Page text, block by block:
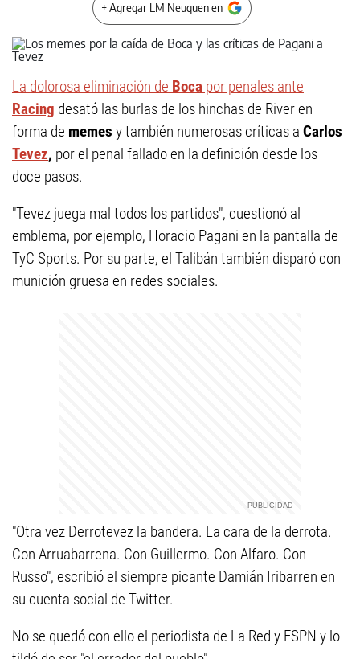
+ Agregar LM Neuquen en
La dolorosa eliminación de Boca por penales ante
Racing desató las burlas de los hinchas de River en
forma de memes y también numerosas críticas a Carlos
Tevez, por el penal fallado en la definición desde los
doce pasos.
"Tevez juega mal todos los partidos", cuestionó al
emblema, por ejemplo, Horacio Pagani en la pantalla de
TyC Sports. Por su parte, el Talibán también disparó con
munición gruesa en redes sociales.
"Otra vez Derrotevez la bandera. La cara de la derrota.
Con Arruabarrena. Con Guillermo. Con Alfaro. Con
Russo", escribió el siempre picante Damián Iribarren en
su cuenta social de Twitter.
No se quedó con ello el periodista de La Red y ESPN y lo